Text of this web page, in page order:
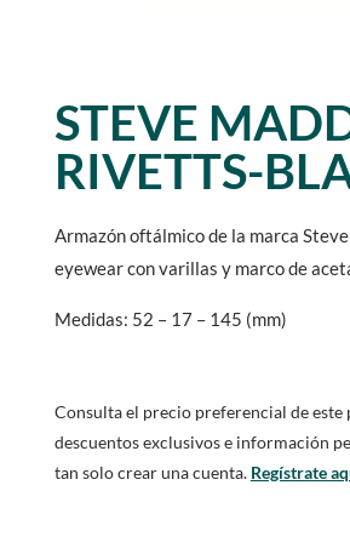
STEVE
RIVETTS-
Armazón oftálmico de la marca
eyewear con varillas y marco de
Medidas: 52 – 17 – 145 (mm)
Consulta el precio preferencial de este
descuentos exclusivos e información
tan solo crear una cuenta. Regístrate